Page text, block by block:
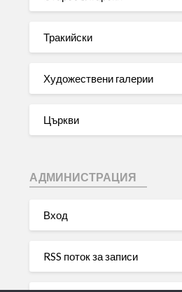
Тракийски
Художествени галерии
Църкви
АДМИНИСТРАЦИЯ
Вход
RSS поток за записи